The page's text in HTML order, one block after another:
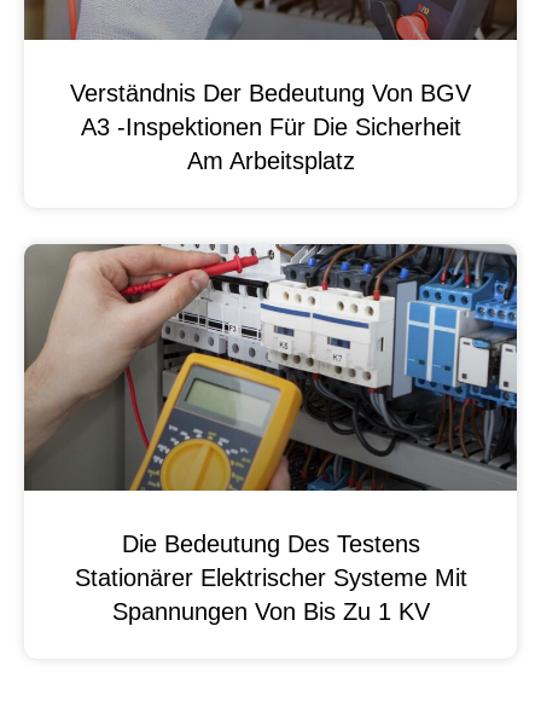
Verständnis Der Bedeutung Von BGV
A3 -Inspektionen Für Die Sicherheit
Am Arbeitsplatz
Die Bedeutung Des Testens
Stationärer Elektrischer Systeme Mit
Spannungen Von Bis Zu 1 KV